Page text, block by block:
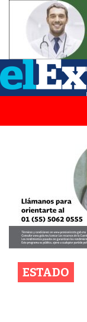
ESTADO